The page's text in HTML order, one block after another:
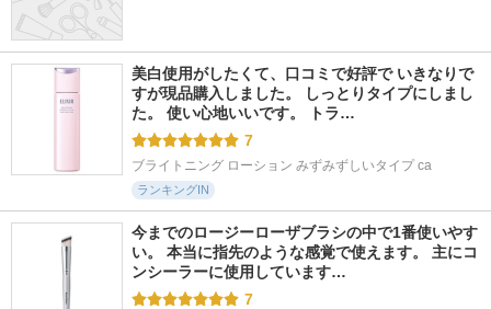
美白使用がしたくて、口コミで好評で いきなりで
すが現品購入しました。 しっとりタイプにしまし
た。 使い心地いいです。 トラ…
7
ブライトニング ローション みずみずしいタイプ ca
ランキングIN
今までのロージーローザブラシの中で1番使いやす
い。 本当に指先のような感覚で使えます。 主にコ
ンシーラーに使用しています…
7